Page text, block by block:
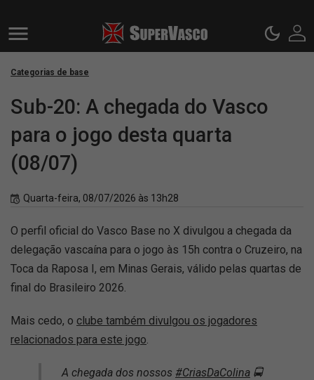
Categorias de base
Sub-20: A chegada do Vasco
para o jogo desta quarta
(08/07)
Quarta-feira, 08/07/2026 às 13h28
O perfil oficial do Vasco Base no X divulgou a chegada da
delegação vascaína para o jogo às 15h contra o Cruzeiro, na
Toca da Raposa I, em Minas Gerais, válido pelas quartas de
final do Brasileiro 2026.
Mais cedo, o clube também divulgou os jogadores
relacionados para este jogo.
A chegada dos nossos #CriasDaColina 🚍